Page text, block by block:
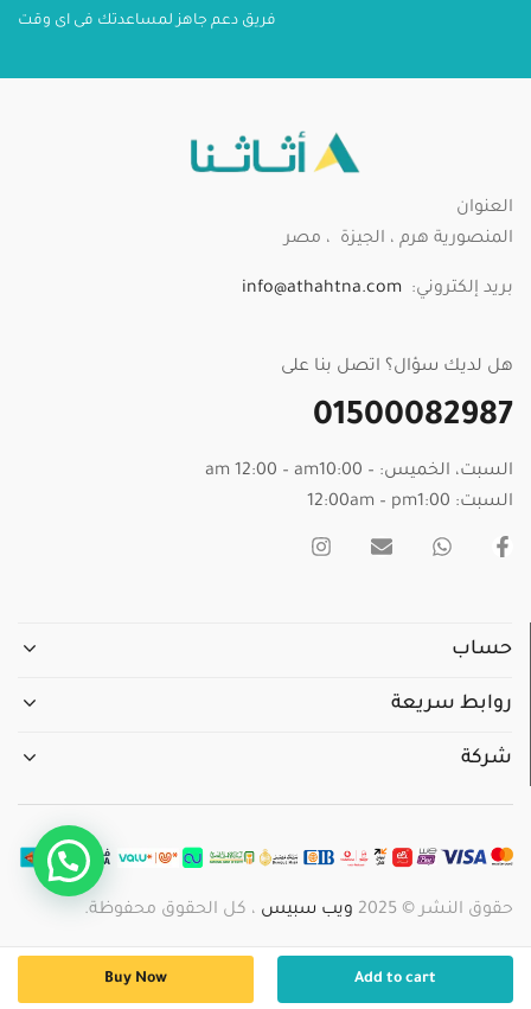
Add to cart
Buy Now
فريق دعم جاهز لمساعدتك فى اى وقت
العنوان
المنصورية هرم ، الجيزة ، مصر
بريد إلكتروني: info@athahtna.com
هل لديك سؤال؟ اتصل بنا على
01500082987
السبت، الخميس: – am 12:00 – am10:00
السبت: 12:00am – pm1:00
حساب
روابط سريعة
شركة
حقوق النشر © 2025 ويب سبيس ، كل الحقوق محفوظة.